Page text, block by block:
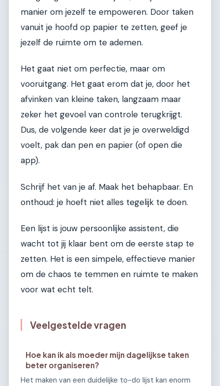
manier om jezelf te empoweren. Door taken
vanuit je hoofd op papier te zetten, geef je
jezelf de ruimte om te ademen.
Het gaat niet om perfectie, maar om
vooruitgang. Het gaat erom dat je, door het
afvinken van kleine taken, langzaam maar
zeker het gevoel van controle terugkrijgt.
Dus, de volgende keer dat je je overweldigd
voelt, pak dan pen en papier (of open die
app).
Schrijf het van je af. Maak het behapbaar. En
onthoud: je hoeft niet alles tegelijk te doen.
Een lijst is jouw persoonlijke assistent, die
wacht tot jij klaar bent om de eerste stap te
zetten. Het is een simpele, effectieve manier
om de chaos te temmen en ruimte te maken
voor wat echt telt.
Veelgestelde vragen
Hoe kan ik als moeder mijn dagelijkse taken
beter organiseren?
Het maken van een duidelijke to-do lijst kan enorm